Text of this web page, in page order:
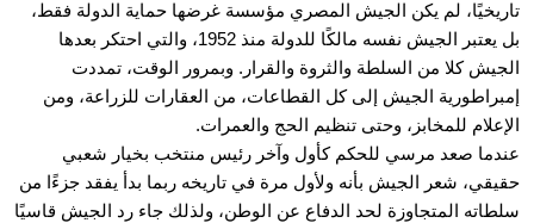
تاريخيًا، لم يكن الجيش المصري مؤسسة غرضها حماية الدولة فقط،
بل يعتبر الجيش نفسه مالكًا للدولة منذ 1952، والتي احتكر بعدها
الجيش كلا من السلطة والثروة والقرار. وبمرور الوقت، تمددت
إمبراطورية الجيش إلى كل القطاعات، من العقارات للزراعة، ومن
الإعلام للمخابز، وحتى تنظيم الحج والعمرات.
عندما صعد مرسي للحكم كأول وآخر رئيس منتخب بخيار شعبي
حقيقي، شعر الجيش بأنه ولأول مرة في تاريخه ربما بدأ يفقد جزءًا من
سلطاته المتجاوزة لحد الدفاع عن الوطن، ولذلك جاء رد الجيش قاسيًا